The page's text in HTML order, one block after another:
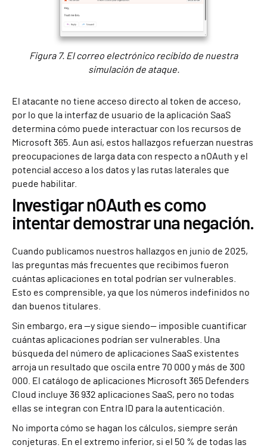
Figura 7. El correo electrónico recibido de nuestra
simulación de ataque.
El atacante no tiene acceso directo al token de acceso,
por lo que la interfaz de usuario de la aplicación SaaS
determina cómo puede interactuar con los recursos de
Microsoft 365. Aun así, estos hallazgos refuerzan nuestras
preocupaciones de larga data con respecto a nOAuth y el
potencial acceso a los datos y las rutas laterales que
puede habilitar.
Investigar nOAuth es como
intentar demostrar una negación.
Cuando publicamos nuestros hallazgos en junio de 2025,
las preguntas más frecuentes que recibimos fueron
cuántas aplicaciones en total podrían ser vulnerables.
Esto es comprensible, ya que los números indefinidos no
dan buenos titulares.
Sin embargo, era —y sigue siendo— imposible cuantificar
cuántas aplicaciones podrían ser vulnerables. Una
búsqueda del número de aplicaciones SaaS existentes
arroja un resultado que oscila entre 70 000 y más de 300
000. El catálogo de aplicaciones Microsoft 365 Defenders
Cloud incluye 36 932 aplicaciones SaaS, pero no todas
ellas se integran con Entra ID para la autenticación.
No importa cómo se hagan los cálculos, siempre serán
conjeturas. En el extremo inferior, si el 50 % de todas las